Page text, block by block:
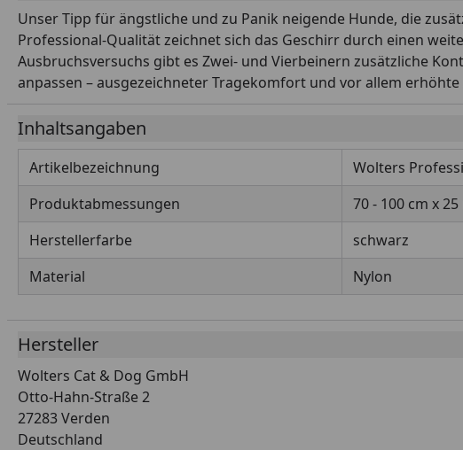
Unser Tipp für ängstliche und zu Panik neigende Hunde, die
Professional-Qualität zeichnet sich das Geschirr durch einen
Ausbruchsversuchs gibt es Zwei- und Vierbeinern zusätzliche
anpassen – ausgezeichneter Tragekomfort und vor allem
Inhaltsangaben
Artikelbezeichnung
Wolters
Produktabmessungen
70 - 100 cm x
Herstellerfarbe
schwarz
Material
Nylon
Hersteller
Wolters Cat & Dog GmbH
Otto-Hahn-Straße 2
27283 Verden
Deutschland